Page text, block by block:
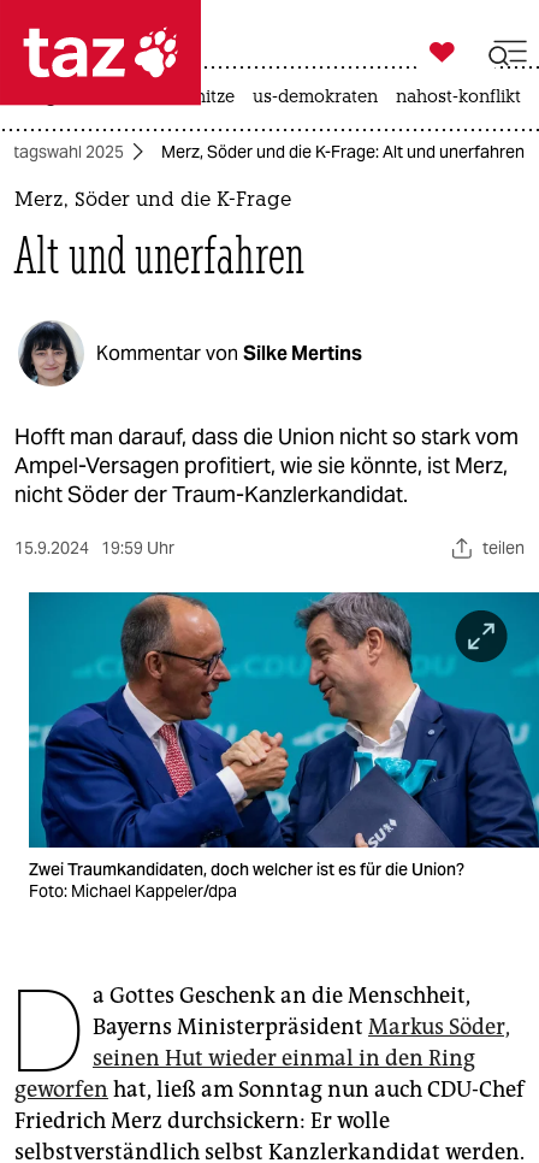
 taz zahl ich
taz zahl ich
themen
politik
öko
gesellschaft
kultur
sport
berlin
nord
verlag
verlag
veranstaltungen
shop
fragen & hilfe
abo
genossenschaft
epaper login

taz zahl ich
hitze us-demokraten nahost-konflikt
2025 Merz, Söder und die K-Frage: Alt und unerfahren
Merz, Söder und die K-Frage
Alt und unerfahren
Kommentar von Silke Mertins
Hofft man darauf, dass die Union nicht so stark vom
Ampel-Versagen profitiert, wie sie könnte, ist Merz,
nicht Söder der Traum-Kanzlerkandidat.
15.9.2024 19:59 Uhr teilen
Zwei Traumkandidaten, doch welcher ist es für die Union?
Foto: Michael Kappeler/dpa
D a Gottes Geschenk an die Menschheit,
Bayerns Ministerpräsident Markus Söder,
seinen Hut wieder einmal in den Ring
geworfen hat, ließ am Sonntag nun auch CDU-Chef
Friedrich Merz durchsickern: Er wolle
selbstverständlich selbst Kanzlerkandidat werden.